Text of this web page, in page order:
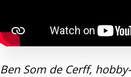
Ben Som de Cerff,